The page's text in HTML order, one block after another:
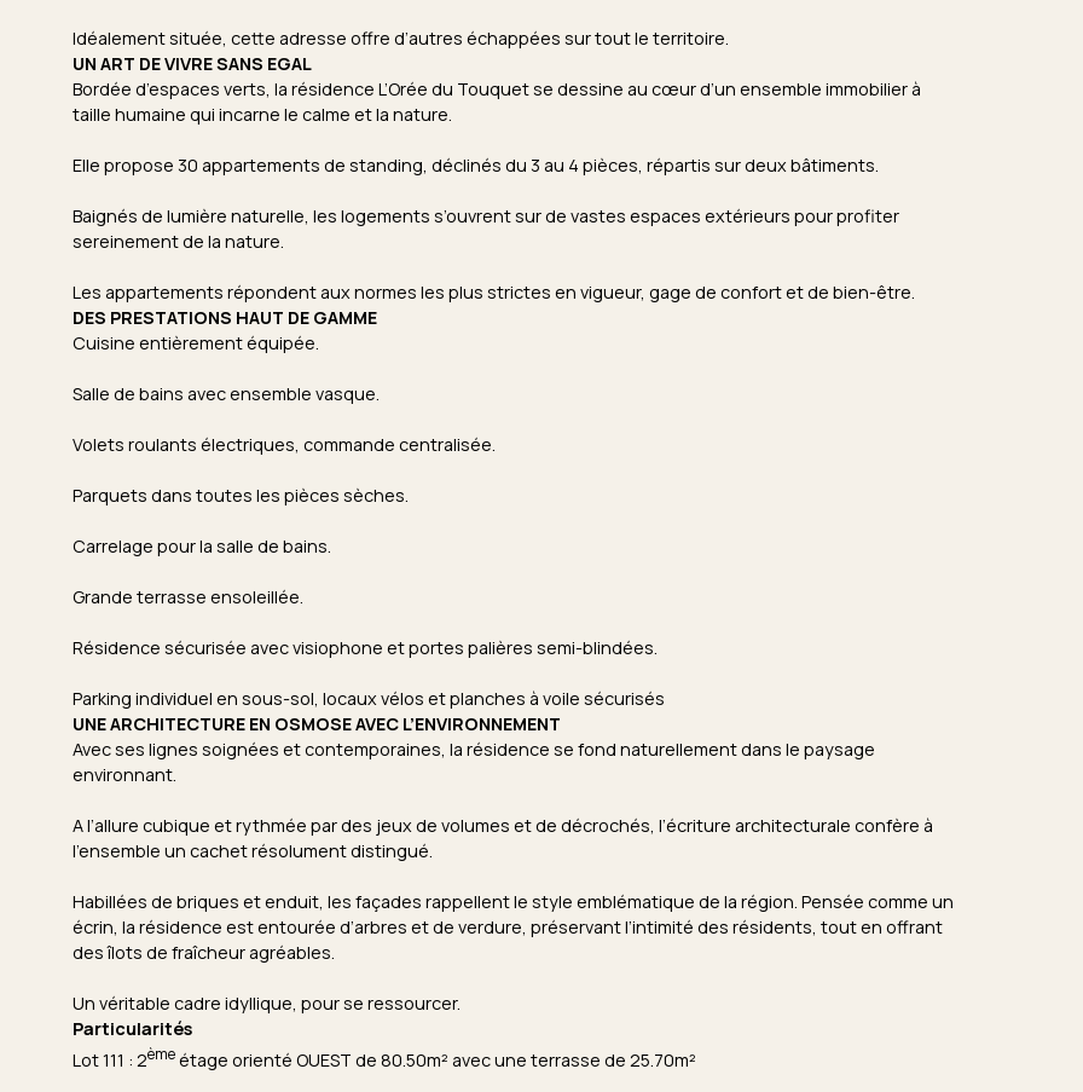
Idéalement située, cette adresse offre d’autres échappées sur tout le territoire.
UN ART DE VIVRE SANS EGAL
Bordée d’espaces verts, la résidence L’Orée du Touquet se dessine au cœur d’un ensemble immobilier à
taille humaine qui incarne le calme et la nature.
Elle propose 30 appartements de standing, déclinés du 3 au 4 pièces, répartis sur deux bâtiments.
Baignés de lumière naturelle, les logements s’ouvrent sur de vastes espaces extérieurs pour profiter
sereinement de la nature.
Les appartements répondent aux normes les plus strictes en vigueur, gage de confort et de bien-être.
DES PRESTATIONS HAUT DE GAMME
Cuisine entièrement équipée.
Salle de bains avec ensemble vasque.
Volets roulants électriques, commande centralisée.
Parquets dans toutes les pièces sèches.
Carrelage pour la salle de bains.
Grande terrasse ensoleillée.
Résidence sécurisée avec visiophone et portes palières semi-blindées.
Parking individuel en sous-sol, locaux vélos et planches à voile sécurisés
UNE ARCHITECTURE EN OSMOSE AVEC L’ENVIRONNEMENT
Avec ses lignes soignées et contemporaines, la résidence se fond naturellement dans le paysage
environnant.
A l’allure cubique et rythmée par des jeux de volumes et de décrochés, l’écriture architecturale confère à
l’ensemble un cachet résolument distingué.
Habillées de briques et enduit, les façades rappellent le style emblématique de la région. Pensée comme un
écrin, la résidence est entourée d’arbres et de verdure, préservant l’intimité des résidents, tout en offrant
des îlots de fraîcheur agréables.
Un véritable cadre idyllique, pour se ressourcer.
Particularités
Lot 111 : 2èmeétage orienté OUEST de 80.50m² avec une terrasse de 25.70m²